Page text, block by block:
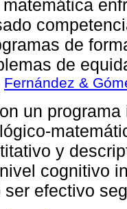
de
de
Fernández &
un
y
cognitivo
ser efectivo